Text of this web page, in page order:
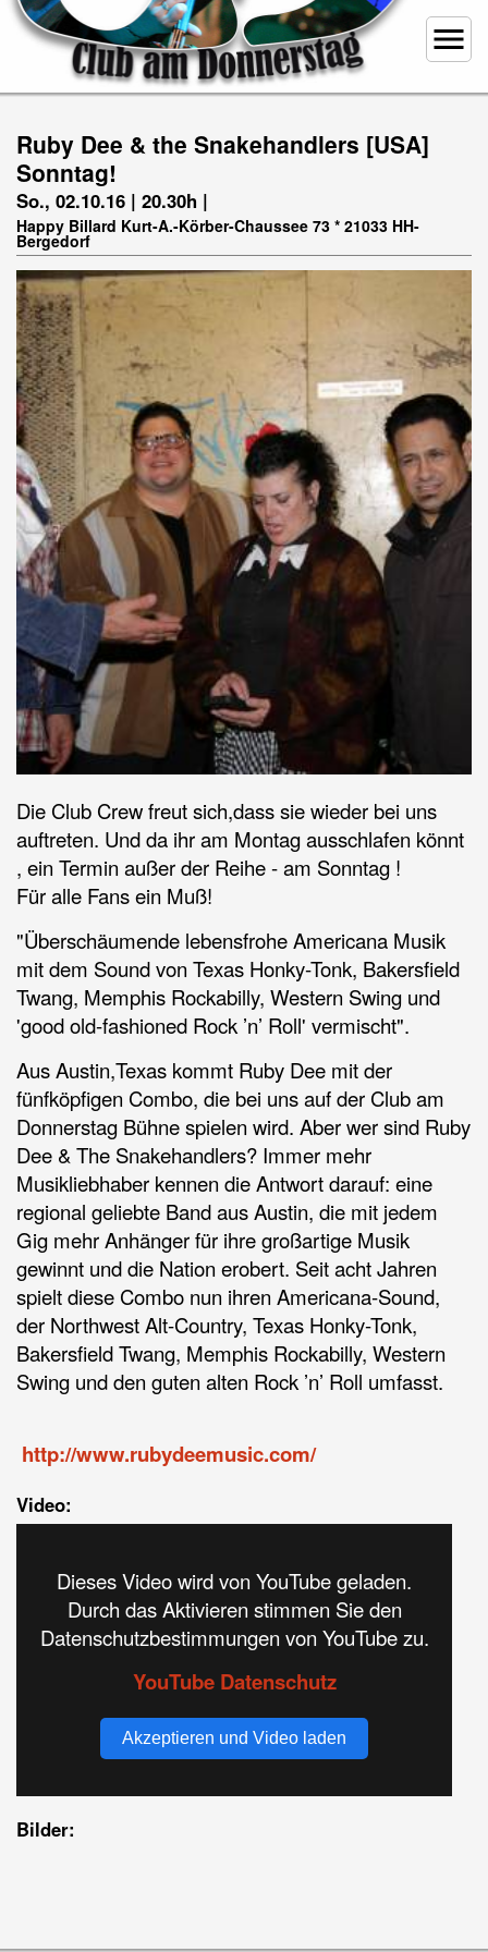
menu
Ruby Dee & the Snakehandlers [USA]
Sonntag!
So., 02.10.16 | 20.30h |
Happy Billard Kurt-A.-Körber-Chaussee 73 * 21033 HH-
Bergedorf
Die Club Crew freut sich,dass sie wieder bei uns
auftreten. Und da ihr am Montag ausschlafen könnt
, ein Termin außer der Reihe - am Sonntag !
Für alle Fans ein Muß!
"Überschäumende lebensfrohe Americana Musik
mit dem Sound von Texas Honky-Tonk, Bakersfield
Twang, Memphis Rockabilly, Western Swing und
'good old-fashioned Rock ’n’ Roll' vermischt".
Aus Austin,Texas kommt Ruby Dee mit der
fünfköpfigen Combo, die bei uns auf der Club am
Donnerstag Bühne spielen wird. Aber wer sind Ruby
Dee & The Snakehandlers? Immer mehr
Musikliebhaber kennen die Antwort darauf: eine
regional geliebte Band aus Austin, die mit jedem
Gig mehr Anhänger für ihre großartige Musik
gewinnt und die Nation erobert. Seit acht Jahren
spielt diese Combo nun ihren Americana-Sound,
der Northwest Alt-Country, Texas Honky-Tonk,
Bakersfield Twang, Memphis Rockabilly, Western
Swing und den guten alten Rock ’n’ Roll umfasst.
http://www.rubydeemusic.com/
Video:
Dieses Video wird von YouTube geladen.
Durch das Aktivieren stimmen Sie den
Datenschutzbestimmungen von YouTube zu.
YouTube Datenschutz
Akzeptieren und Video laden
Bilder: